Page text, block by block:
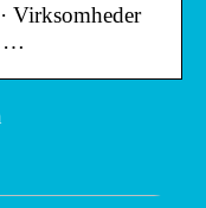
Virksomheder
…